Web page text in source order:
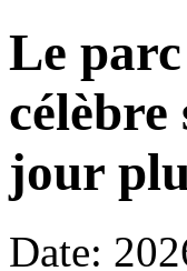
Le
célèbre
jour
Date: